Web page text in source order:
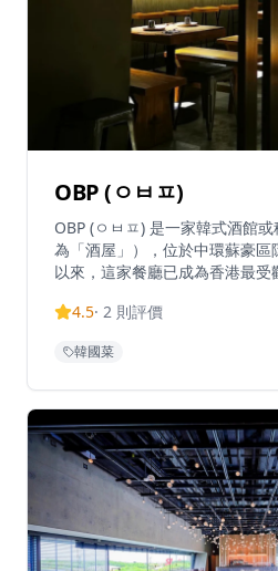
OBP (ㅇㅂㅍ)
OBP (ㅇㅂㅍ) 是一家韓式酒館
為「酒屋」），位於中環蘇豪
以來，這家餐廳已成為香港最受
帳篷馬車氛圍。OBP僅接受即場
物，包括招牌菜如泡菜煎餅、無
圓頂形飯碗，靈感來自傳統香
OBP隱藏在奧卑利街後面的小
體驗，吸引了香港美食界的關
和熱鬧氛圍的熱門目的地。
4.5· 2 則評價
韓國菜